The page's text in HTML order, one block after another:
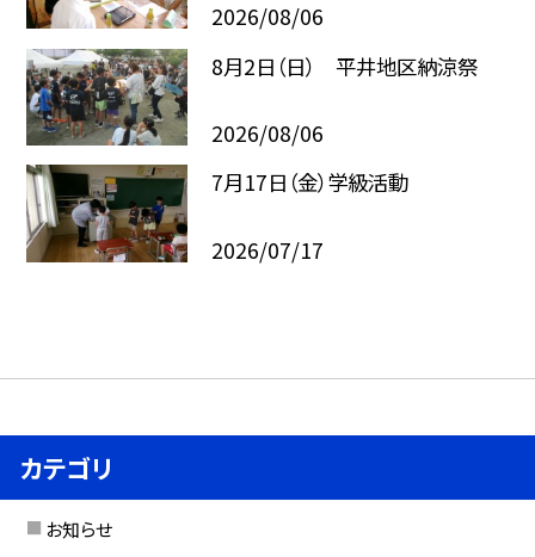
2026/08/06
8月2日（日） 平井地区納涼祭
2026/08/06
7月17日（金）学級活動
2026/07/17
カテゴリ
お知らせ